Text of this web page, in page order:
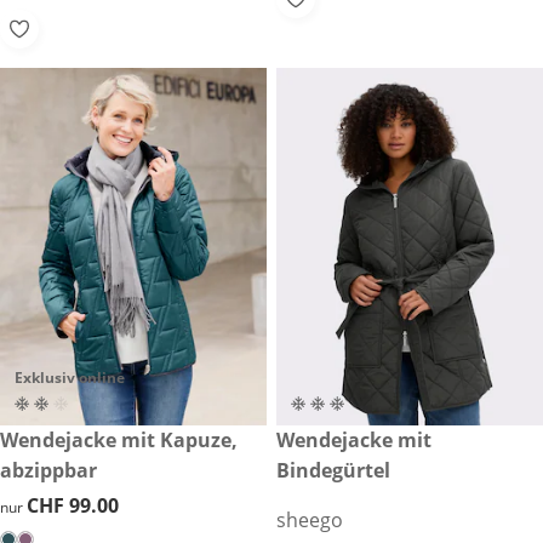
Exklusiv online
CHF 99.00
Wendejacke mit Kapuze,
abzippbar
CHF 99.00
nur CHF 99.00
reduzierter Preis CHF
-58%
Wendejacke mit
Bindegürtel
sheego